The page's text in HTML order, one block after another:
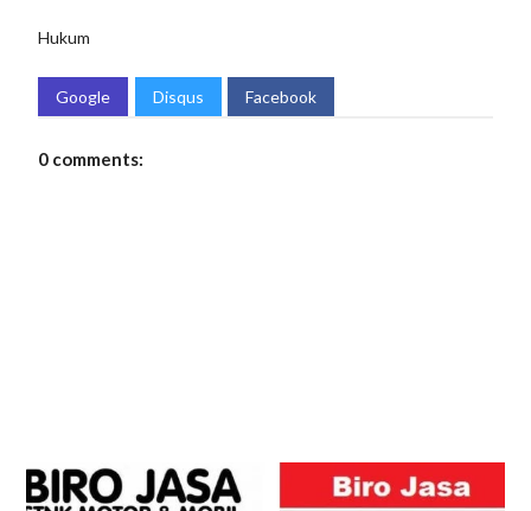
Hukum
Google Disqus Facebook
0 comments: